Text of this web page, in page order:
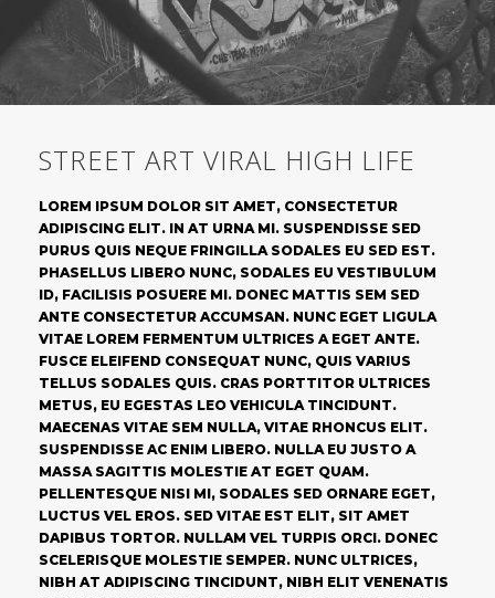
STREET ART VIRAL HIGH LIFE
LOREM IPSUM DOLOR SIT AMET, CONSECTETUR
ADIPISCING ELIT. IN AT URNA MI. SUSPENDISSE SED
PURUS QUIS NEQUE FRINGILLA SODALES EU SED EST.
PHASELLUS LIBERO NUNC, SODALES EU VESTIBULUM
ID, FACILISIS POSUERE MI. DONEC MATTIS SEM SED
ANTE CONSECTETUR ACCUMSAN. NUNC EGET LIGULA
VITAE LOREM FERMENTUM ULTRICES A EGET ANTE.
FUSCE ELEIFEND CONSEQUAT NUNC, QUIS VARIUS
TELLUS SODALES QUIS. CRAS PORTTITOR ULTRICES
METUS, EU EGESTAS LEO VEHICULA TINCIDUNT.
MAECENAS VITAE SEM NULLA, VITAE RHONCUS ELIT.
SUSPENDISSE AC ENIM LIBERO. NULLA EU JUSTO A
MASSA SAGITTIS MOLESTIE AT EGET QUAM.
PELLENTESQUE NISI MI, SODALES SED ORNARE EGET,
LUCTUS VEL EROS. SED VITAE EST ELIT, SIT AMET
DAPIBUS TORTOR. NULLAM VEL TURPIS ORCI. DONEC
SCELERISQUE MOLESTIE SEMPER. NUNC ULTRICES,
NIBH AT ADIPISCING TINCIDUNT, NIBH ELIT VENENATIS